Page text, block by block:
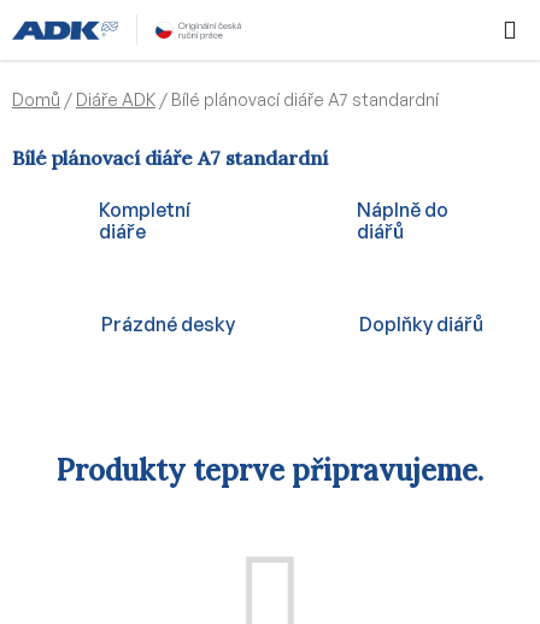
na
obsah
KOŠÍK
Domů / Diáře ADK / Bílé plánovací diáře A7 standardní
Bílé plánovací diáře A7 standardní
Kompletní
diáře
Náplně do
diářů
Prázdné desky Doplňky diářů
Produkty teprve připravujeme.